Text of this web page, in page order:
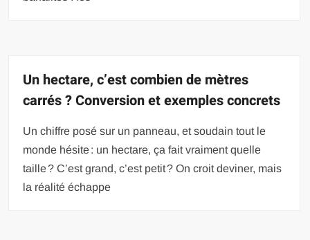
Un hectare, c’est combien de mètres
carrés ? Conversion et exemples concrets
Un chiffre posé sur un panneau, et soudain tout le
monde hésite : un hectare, ça fait vraiment quelle
taille ? C’est grand, c’est petit ? On croit deviner, mais
la réalité échappe